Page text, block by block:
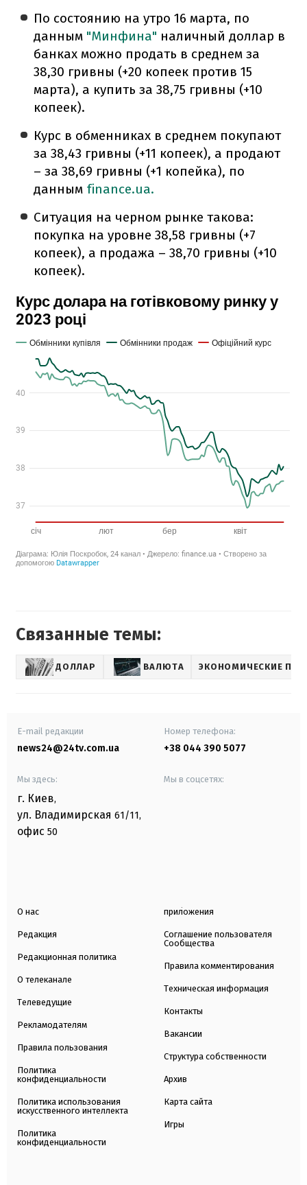
По состоянию на утро 16 марта, по
данным "Минфина" наличный доллар в
банках можно продать в среднем за
38,30 гривны (+20 копеек против 15
марта), а купить за 38,75 гривны (+10
копеек).
Курс в обменниках в среднем покупают
за 38,43 гривны (+11 копеек), а продают
– за 38,69 гривны (+1 копейка), по
данным finance.ua.
Ситуация на черном рынке такова:
покупка на уровне 38,58 гривны (+7
копеек), а продажа – 38,70 гривны (+10
копеек).
Связанные темы:
ДОЛЛАР ВАЛЮТА ЭКОНОМИЧЕСКИЕ
E-mail редакции
news24@24tv.com.ua
Номер телефона:
+38 044 390 5077
Мы здесь:
г. Киев,
ул. Владимирская 61/11,
офис 50
Мы в соцсетях:
О нас
Редакция
Редакционная политика
О телеканале
Телеведущие
Рекламодателям
Правила пользования
Политика
конфиденциальности
Политика использования
искусственного интеллекта
Политика
конфиденциальности
приложения
Соглашение пользователя
Сообщества
Правила комментирования
Техническая информация
Контакты
Вакансии
Структура собственности
Архив
Карта сайта
Игры